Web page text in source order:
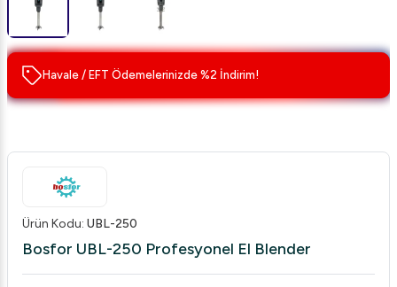
Havale / EFT Ödemelerinizde %2 İndirim!
Ürün Kodu: UBL-250
Bosfor UBL-250 Profesyonel El Blender